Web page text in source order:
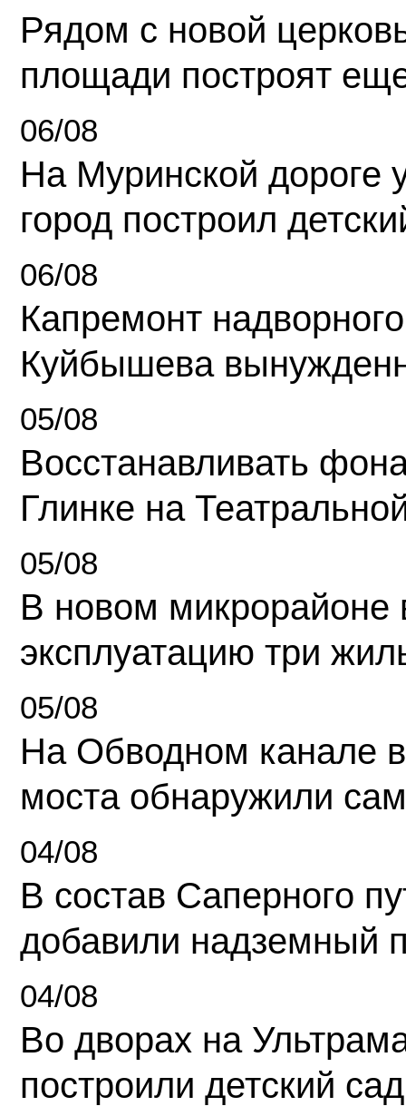
Рядом с новой
площади построят
06/08
На Муринской дороге
город построил
06/08
Капремонт
Куйбышева
05/08
Восстанавливать
Глинке на
05/08
В новом микрорайоне
эксплуатацию три
05/08
На Обводном канале
моста обнаружили
04/08
В состав Саперного
добавили надземный
04/08
Во дворах на
построили детский сад